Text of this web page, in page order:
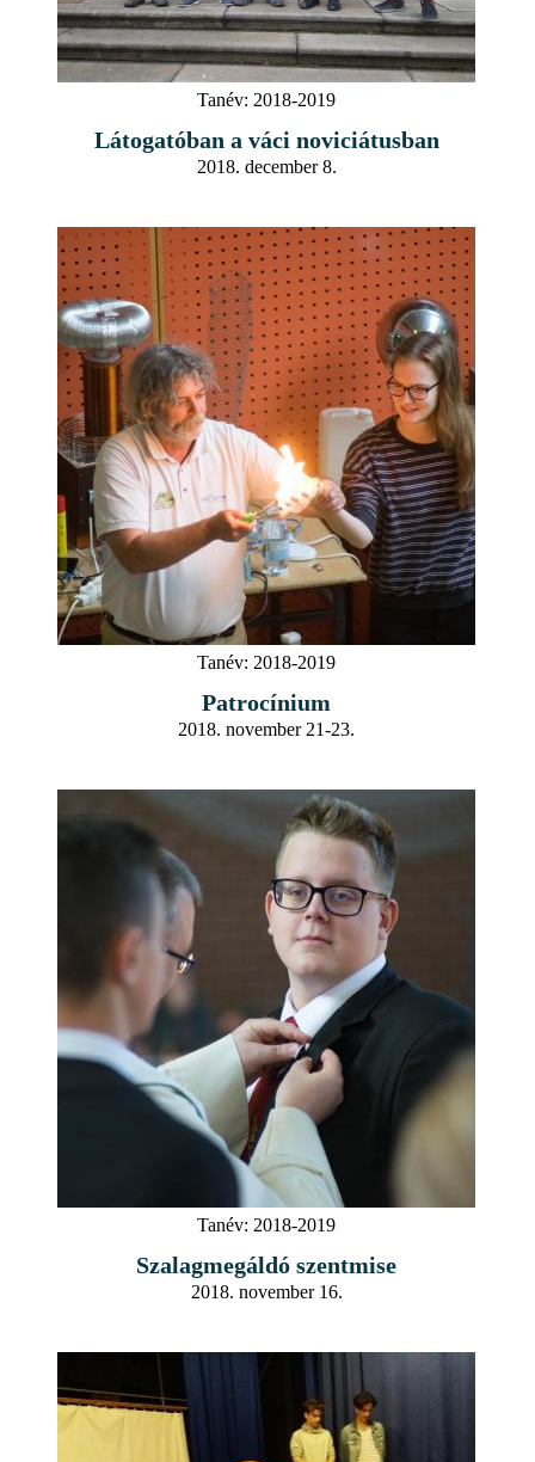
Tanév: 2018-2019
Látogatóban a váci noviciátusban
2018. december 8.
Tanév: 2018-2019
Patrocínium
2018. november 21-23.
Tanév: 2018-2019
Szalagmegáldó szentmise
2018. november 16.